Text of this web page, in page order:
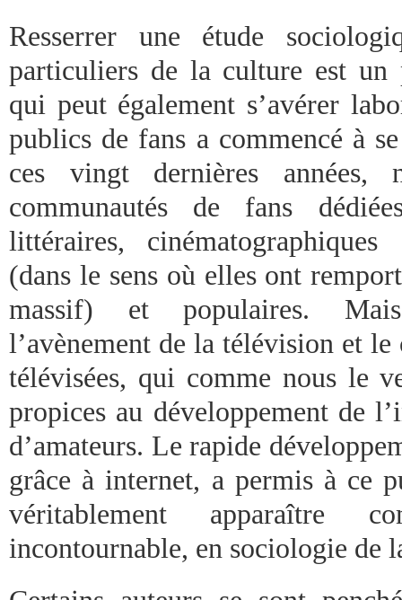
Resserrer une étude
particuliers de la culture est un
qui peut également s’avérer
publics de fans a commencé à
ces vingt dernières années,
communautés de fans
littéraires,
(dans le sens où elles ont
massif) et populaires.
l’avènement de la télévision et le
télévisées, qui comme nous le
propices au développement de
d’amateurs. Le rapide
grâce à internet, a permis à ce
véritablement apparaître
incontournable, en sociologie de